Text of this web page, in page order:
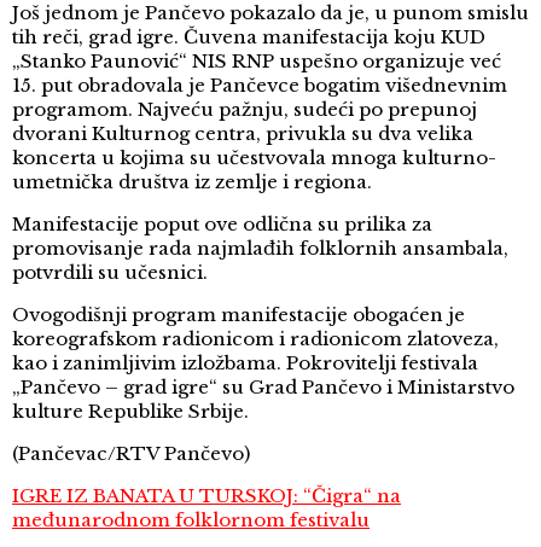
Još jednom je Pančevo pokazalo da je, u punom smislu
tih reči, grad igre. Čuvena manifestacija koju KUD
„Stanko Paunović“ NIS RNP uspešno organizuje već
15. put obradovala je Pančevce bogatim višednevnim
programom. Najveću pažnju, sudeći po prepunoj
dvorani Kulturnog centra, privukla su dva velika
koncerta u kojima su učestvovala mnoga kulturno-
umetnička društva iz zemlje i regiona.
Manifestacije poput ove odlična su prilika za
promovisanje rada najmlađih folklornih ansambala,
potvrdili su učesnici.
Ovogodišnji program manifestacije obogaćen je
koreografskom radionicom i radionicom zlatoveza,
kao i zanimljivim izložbama. Pokrovitelji festivala
„Pančevo – grad igre“ su Grad Pančevo i Ministarstvo
kulture Republike Srbije.
(Pančevac/RTV Pančevo)
IGRE IZ BANATA U TURSKOJ: “Čigra“ na
međunarodnom folklornom festivalu